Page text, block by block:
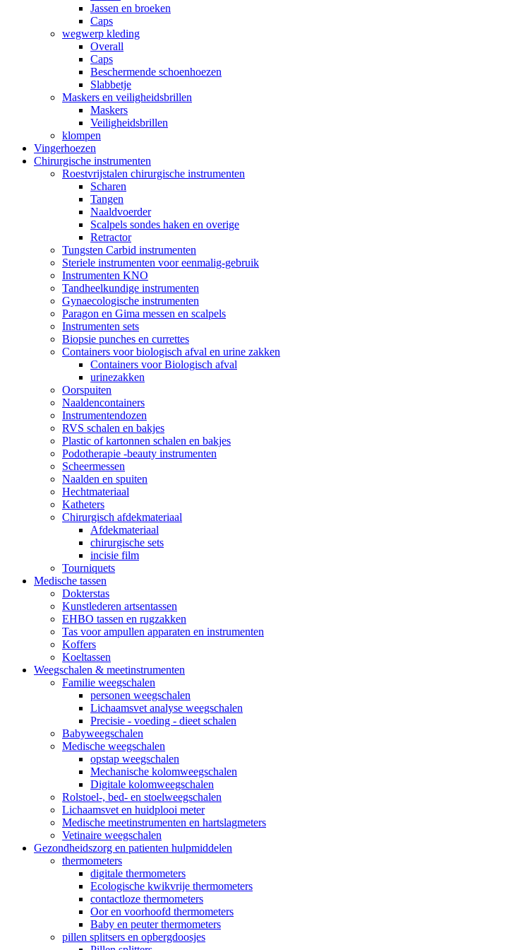
Jassen en broeken
Caps
wegwerp kleding
Overall
Caps
Beschermende schoenhoezen
Slabbetje
Maskers en veiligheidsbrillen
Maskers
Veiligheidsbrillen
klompen
Vingerhoezen
Chirurgische instrumenten
Roestvrijstalen chirurgische instrumenten
Scharen
Tangen
Naaldvoerder
Scalpels sondes haken en overige
Retractor
Tungsten Carbid instrumenten
Steriele instrumenten voor eenmalig-gebruik
Instrumenten KNO
Tandheelkundige instrumenten
Gynaecologische instrumenten
Paragon en Gima messen en scalpels
Instrumenten sets
Biopsie punches en currettes
Containers voor biologisch afval en urine zakken
Containers voor Biologisch afval
urinezakken
Oorspuiten
Naaldencontainers
Instrumentendozen
RVS schalen en bakjes
Plastic of kartonnen schalen en bakjes
Podotherapie -beauty instrumenten
Scheermessen
Naalden en spuiten
Hechtmateriaal
Katheters
Chirurgisch afdekmateriaal
Afdekmateriaal
chirurgische sets
incisie film
Tourniquets
Medische tassen
Dokterstas
Kunstlederen artsentassen
EHBO tassen en rugzakken
Tas voor ampullen apparaten en instrumenten
Koffers
Koeltassen
Weegschalen & meetinstrumenten
Familie weegschalen
personen weegschalen
Lichaamsvet analyse weegschalen
Precisie - voeding - dieet schalen
Babyweegschalen
Medische weegschalen
opstap weegschalen
Mechanische kolomweegschalen
Digitale kolomweegschalen
Rolstoel-, bed- en stoelweegschalen
Lichaamsvet en huidplooi meter
Medische meetinstrumenten en hartslagmeters
Vetinaire weegschalen
Gezondheidszorg en patienten hulpmiddelen
thermometers
digitale thermometers
Ecologische kwikvrije thermometers
contactloze thermometers
Oor en voorhoofd thermometers
Baby en peuter thermometers
pillen splitsers en opbergdoosjes